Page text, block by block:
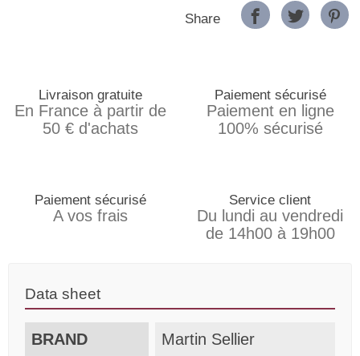
Share
Livraison gratuite
En France à partir de
50 € d'achats
Paiement sécurisé
Paiement en ligne
100% sécurisé
Paiement sécurisé
A vos frais
Service client
Du lundi au vendredi
de 14h00 à 19h00
Data sheet
BRAND Martin Sellier